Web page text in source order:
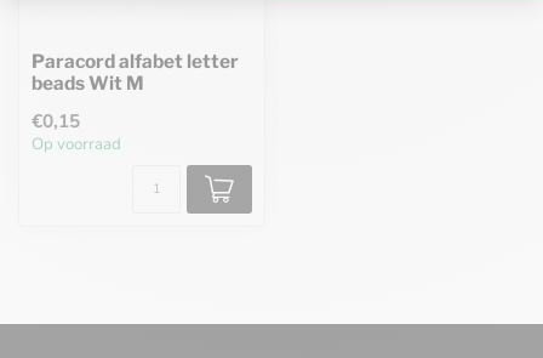
Paracord alfabet letter
beads Wit M
€0,15
Op voorraad